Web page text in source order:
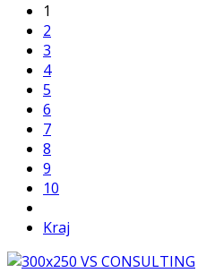
1
2
3
4
5
6
7
8
9
10
Kraj